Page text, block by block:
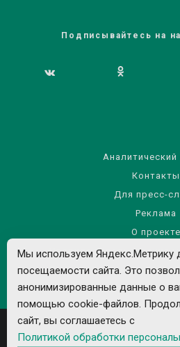
Подписывайтесь на
Аналитический
Контакты
Для пресс-
Реклама
О проекте
Правила использования
Политика обработки
Мы используем Яндекс.Метрику
посещаемости сайта. Это
анонимизированные данные о
помощью cookie-файлов.
сайт, вы соглашаетесь с
Политикой обработки